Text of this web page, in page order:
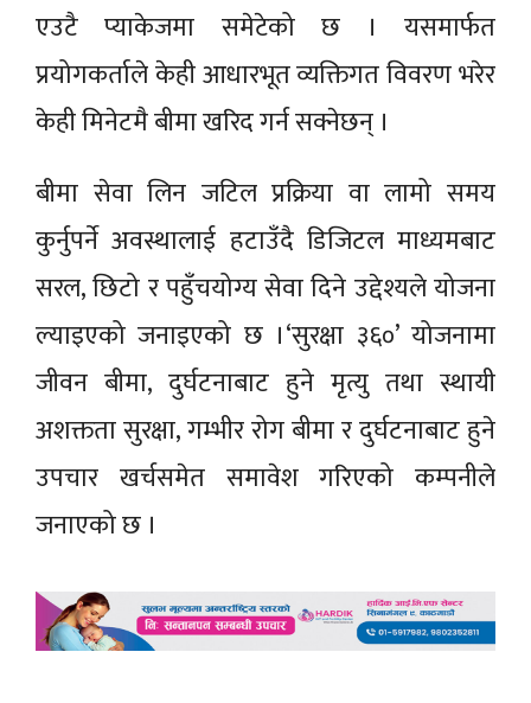
एउटै प्याकेजमा समेटेको छ । यसमार्फत
प्रयोगकर्ताले केही आधारभूत व्यक्तिगत विवरण भरेर
केही मिनेटमै बीमा खरिद गर्न सक्नेछन् ।
बीमा सेवा लिन जटिल प्रक्रिया वा लामो समय
कुर्नुपर्ने अवस्थालाई हटाउँदै डिजिटल माध्यमबाट
सरल, छिटो र पहुँचयोग्य सेवा दिने उद्देश्यले योजना
ल्याइएको जनाइएको छ ।‘सुरक्षा ३६०’ योजनामा
जीवन बीमा, दुर्घटनाबाट हुने मृत्यु तथा स्थायी
अशक्तता सुरक्षा, गम्भीर रोग बीमा र दुर्घटनाबाट हुने
उपचार खर्चसमेत समावेश गरिएको कम्पनीले
जनाएको छ ।